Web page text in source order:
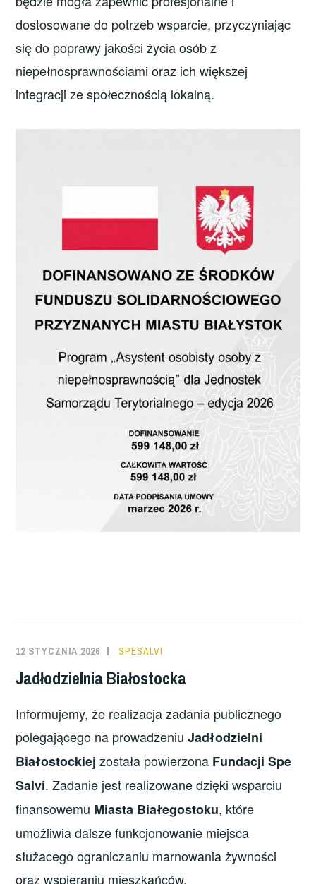
dostosowane do potrzeb wsparcie, przyczyniając
się do poprawy jakości życia osób z
niepełnosprawnościami oraz ich większej
integracji ze społecznością lokalną.
12 STYCZNIA 2026 SPESALVI
Jadłodzielnia Białostocka
Informujemy, że realizacja zadania publicznego
polegającego na prowadzeniuJadłodzielni
Białostockiej została powierzona Fundacji Spe
Salvi. Zadanie jest realizowane dzięki wsparciu
finansowemu Miasta Białegostoku, które
umożliwia dalsze funkcjonowanie miejsca
służacego ograniczaniu marnowania żywności
oraz wspieraniu mieszkańców.